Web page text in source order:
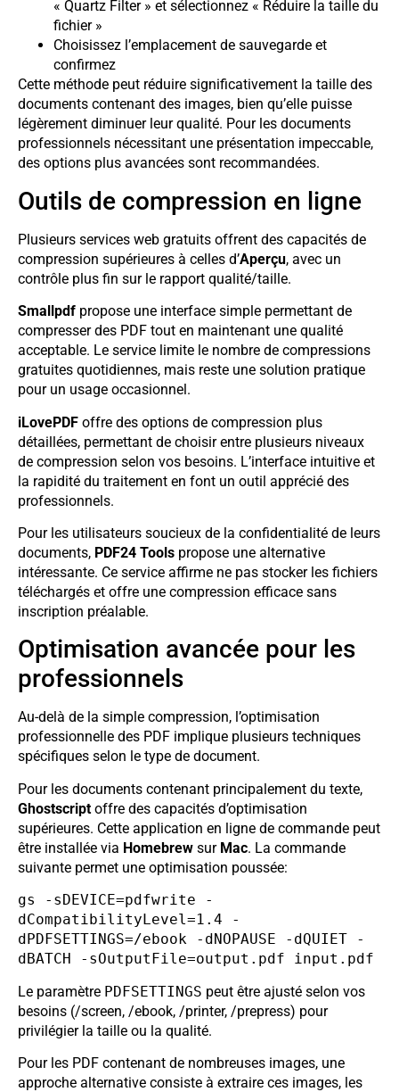
« Quartz Filter » et sélectionnez « Réduire la taille du
fichier »
Choisissez l’emplacement de sauvegarde et
confirmez
Cette méthode peut réduire significativement la taille des
documents contenant des images, bien qu’elle puisse
légèrement diminuer leur qualité. Pour les documents
professionnels nécessitant une présentation impeccable,
des options plus avancées sont recommandées.
Outils de compression en ligne
Plusieurs services web gratuits offrent des capacités de
compression supérieures à celles d’Aperçu, avec un
contrôle plus fin sur le rapport qualité/taille.
Smallpdf propose une interface simple permettant de
compresser des PDF tout en maintenant une qualité
acceptable. Le service limite le nombre de compressions
gratuites quotidiennes, mais reste une solution pratique
pour un usage occasionnel.
iLovePDF offre des options de compression plus
détaillées, permettant de choisir entre plusieurs niveaux
de compression selon vos besoins. L’interface intuitive et
la rapidité du traitement en font un outil apprécié des
professionnels.
Pour les utilisateurs soucieux de la confidentialité de leurs
documents, PDF24 Tools propose une alternative
intéressante. Ce service affirme ne pas stocker les fichiers
téléchargés et offre une compression efficace sans
inscription préalable.
Optimisation avancée pour les
professionnels
Au-delà de la simple compression, l’optimisation
professionnelle des PDF implique plusieurs techniques
spécifiques selon le type de document.
Pour les documents contenant principalement du texte,
Ghostscript offre des capacités d’optimisation
supérieures. Cette application en ligne de commande peut
être installée via Homebrew sur Mac. La commande
suivante permet une optimisation poussée:
gs -sDEVICE=pdfwrite -
dCompatibilityLevel=1.4 -
dPDFSETTINGS=/ebook -dNOPAUSE -dQUIET -
dBATCH -sOutputFile=output.pdf input.pdf
Le paramètre PDFSETTINGS peut être ajusté selon vos
besoins (/screen, /ebook, /printer, /prepress) pour
privilégier la taille ou la qualité.
Pour les PDF contenant de nombreuses images, une
approche alternative consiste à extraire ces images, les